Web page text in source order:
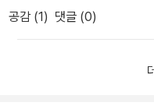
공감 (1) 댓글 (0)